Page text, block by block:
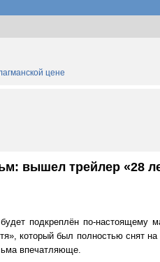
цене
вышел трейлер «28
подкреплён по-настоящему
который был полностью снят
впечатляюще.